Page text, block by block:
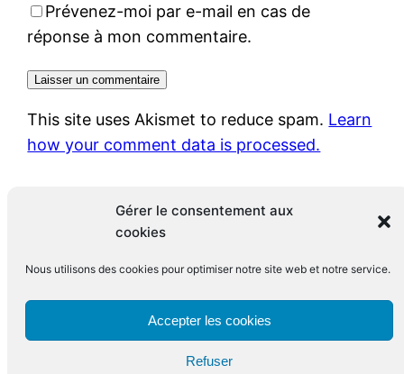
Gérer le consentement aux
cookies
Nous utilisons des cookies pour optimiser notre site web et notre service.
Accepter les cookies
Refuser
Prévenez-moi par e-mail en cas de
réponse à mon commentaire.
This site uses Akismet to reduce spam. Learn
how your comment data is processed.
Le blog de François Leclerc